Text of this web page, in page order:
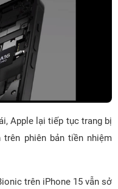
Apple lại tiếp tục trang bị
phiên bản tiền nhiệm
trên iPhone 15 vẫn sở